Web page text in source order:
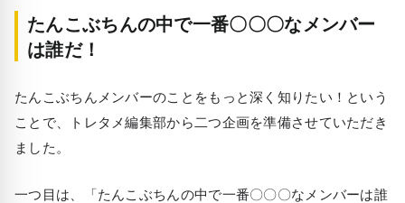
たんこぶちんの中で一番〇〇〇なメンバー
は誰だ！
たんこぶちんメンバーのことをもっと深く知りたい！という
ことで、トレタメ編集部から二つ企画を準備させていただき
ました。
一つ目は、「たんこぶちんの中で一番〇〇〇なメンバーは誰